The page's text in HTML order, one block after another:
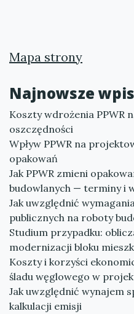
Mapa strony
Najnowsze
Koszty wdrożenia PPWR
oszczędności
Wpływ PPWR na
opakowań
Jak PPWR zmieni
budowlanych — terminy i
Jak uwzględnić
publicznych na roboty
Studium przypadku:
modernizacji bloku
Koszty i korzyści
śladu węglowego w
Jak uwzględnić wynajem
kalkulacji emisji